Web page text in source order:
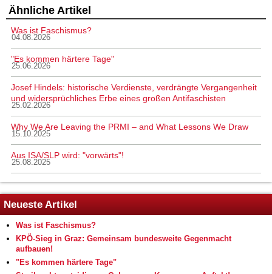
Ähnliche Artikel
Was ist Faschismus?
04.08.2026
"Es kommen härtere Tage"
25.06.2026
Josef Hindels: historische Verdienste, verdrängte Vergangenheit
und widersprüchliches Erbe eines großen Antifaschisten
25.02.2026
Why We Are Leaving the PRMI – and What Lessons We Draw
15.10.2025
Aus ISA/SLP wird: "vorwärts"!
25.08.2025
Neueste Artikel
Was ist Faschismus?
KPÖ-Sieg in Graz: Gemeinsam bundesweite Gegenmacht
aufbauen!
"Es kommen härtere Tage"